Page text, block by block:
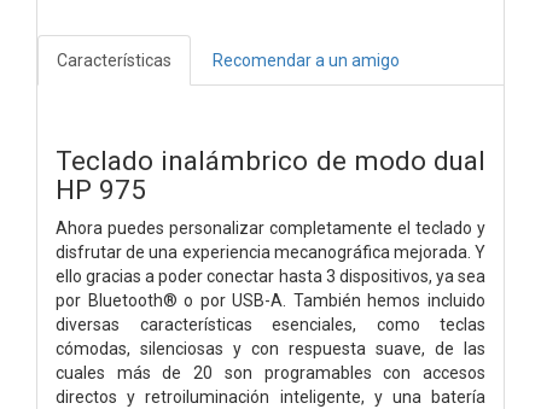
Características Recomendar a un amigo
Teclado inalámbrico de modo dual
HP 975
Ahora puedes personalizar completamente el teclado y
disfrutar de una experiencia mecanográfica mejorada. Y
ello gracias a poder conectar hasta 3 dispositivos, ya sea
por Bluetooth® o por USB-A. También hemos incluido
diversas características esenciales, como teclas
cómodas, silenciosas y con respuesta suave, de las
cuales más de 20 son programables con accesos
directos y retroiluminación inteligente, y una batería